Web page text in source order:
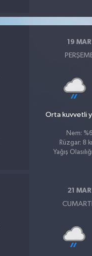
19
Orta kuvvetli
Nem:
Rüzgar: 8
Yağış
21